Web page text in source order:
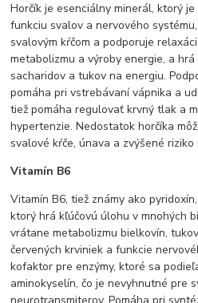
Horčík je esenciálny minerál, ktorý
funkciu svalov a nervového
svalovým kŕčom a podporuje
metabolizmu a výroby energie, a
sacharidov a tukov na energiu.
pomáha pri vstrebávaní vápnika a
tiež pomáha regulovať krvný tlak a
hypertenzie. Nedostatok horčíka
svalové kŕče, únava a zvýšené
Vitamín B6
Vitamín B6, tiež známy ako
ktorý hrá kľúčovú úlohu v mnohých
vrátane metabolizmu bielkovín,
červených krviniek a funkcie
kofaktor pre enzýmy, ktoré sa
aminokyselín, čo je nevyhnutné pre